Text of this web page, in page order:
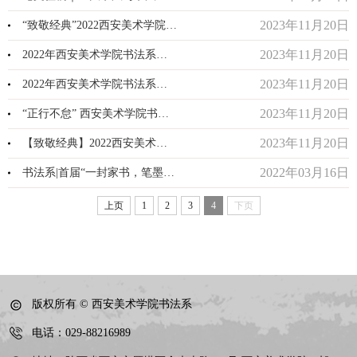
“致敬经典”2022西安美术学院书法经典竞临活动（第一回）颁... 2023年11月20日
2022年西安美术学院书法系经典竞临展（第一回）入选作品展示 2023年11月20日
2022年西安美术学院书法系经典竞临（第一回）入选名单公示 2023年11月20日
“正行不怠” 西安美术学院书法系教师书法篆刻作品展 2023年11月20日
【致敬经典】2022西安美术学院书法经典竞临活动 | 征稿 2023年11月20日
书法系|首届“一封家书，笔墨寄怀活动”开展仪式暨获奖家书颁... 2022年03月16日
上页 1 2 3 4 下页
版权所有 © 西安美术学院书法系
电话：029-88216989